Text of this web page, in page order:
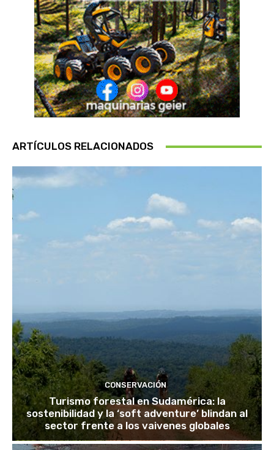
ARTÍCULOS RELACIONADOS
CONSERVACIÓN
Turismo forestal en Sudamérica: la
sostenibilidad y la ‘soft adventure’ blindan al
sector frente a los vaivenes globales